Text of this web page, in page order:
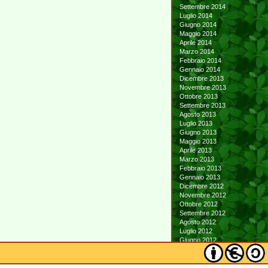
Settembre 2014
Luglio 2014
Giugno 2014
Maggio 2014
Aprile 2014
Marzo 2014
Febbraio 2014
Gennaio 2014
Dicembre 2013
Novembre 2013
Ottobre 2013
Settembre 2013
Agosto 2013
Luglio 2013
Giugno 2013
Maggio 2013
Aprile 2013
Marzo 2013
Febbraio 2013
Gennaio 2013
Dicembre 2012
Novembre 2012
Ottobre 2012
Settembre 2012
Agosto 2012
Luglio 2012
Giugno 2012
Maggio 2012
Aprile 2012